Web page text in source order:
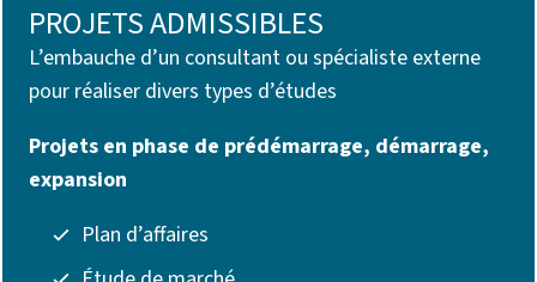
PROJETS ADMISSIBLES
L’embauche d’un consultant ou spécialiste externe
pour réaliser divers types d’études
Projets en phase de prédémarrage, démarrage,
expansion
Plan d’affaires